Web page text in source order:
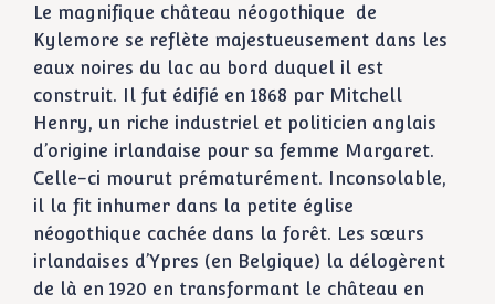
Le magnifique château néogothique de
Kylemore se reflète majestueusement dans les
eaux noires du lac au bord duquel il est
construit. Il fut édifié en 1868 par Mitchell
Henry, un riche industriel et politicien anglais
d’origine irlandaise pour sa femme Margaret.
Celle-ci mourut prématurément. Inconsolable,
il la fit inhumer dans la petite église
néogothique cachée dans la forêt. Les sœurs
irlandaises d’Ypres (en Belgique) la délogèrent
de là en 1920 en transformant le château en